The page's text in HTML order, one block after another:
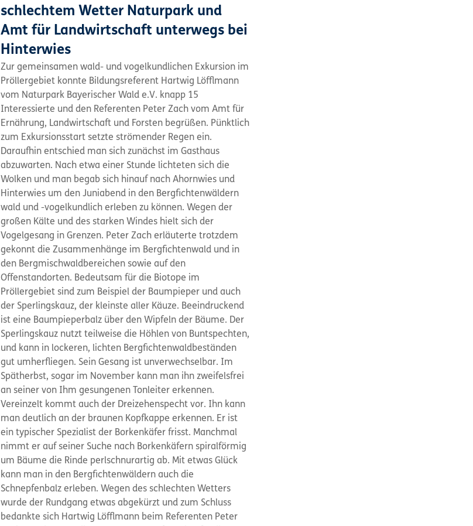
schlechtem Wetter Naturpark und
Amt für Landwirtschaft unterwegs bei
Hinterwies
Zur gemeinsamen wald- und vogelkundlichen Exkursion im
Pröllergebiet konnte Bildungsreferent Hartwig Löfflmann
vom Naturpark Bayerischer Wald e.V. knapp 15
Interessierte und den Referenten Peter Zach vom Amt für
Ernährung, Landwirtschaft und Forsten begrüßen. Pünktlich
zum Exkursionsstart setzte strömender Regen ein.
Daraufhin entschied man sich zunächst im Gasthaus
abzuwarten. Nach etwa einer Stunde lichteten sich die
Wolken und man begab sich hinauf nach Ahornwies und
Hinterwies um den Juniabend in den Bergfichtenwäldern
wald und -vogelkundlich erleben zu können. Wegen der
großen Kälte und des starken Windes hielt sich der
Vogelgesang in Grenzen. Peter Zach erläuterte trotzdem
gekonnt die Zusammenhänge im Bergfichtenwald und in
den Bergmischwaldbereichen sowie auf den
Offenstandorten. Bedeutsam für die Biotope im
Pröllergebiet sind zum Beispiel der Baumpieper und auch
der Sperlingskauz, der kleinste aller Käuze. Beeindruckend
ist eine Baumpieperbalz über den Wipfeln der Bäume. Der
Sperlingskauz nutzt teilweise die Höhlen von Buntspechten,
und kann in lockeren, lichten Bergfichtenwaldbeständen
gut umherfliegen. Sein Gesang ist unverwechselbar. Im
Spätherbst, sogar im November kann man ihn zweifelsfrei
an seiner von Ihm gesungenen Tonleiter erkennen.
Vereinzelt kommt auch der Dreizehenspecht vor. Ihn kann
man deutlich an der braunen Kopfkappe erkennen. Er ist
ein typischer Spezialist der Borkenkäfer frisst. Manchmal
nimmt er auf seiner Suche nach Borkenkäfern spiralförmig
um Bäume die Rinde perlschnurartig ab. Mit etwas Glück
kann man in den Bergfichtenwäldern auch die
Schnepfenbalz erleben. Wegen des schlechten Wetters
wurde der Rundgang etwas abgekürzt und zum Schluss
bedankte sich Hartwig Löfflmann beim Referenten Peter